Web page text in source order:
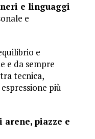
e linguaggi
e
e
e da sempre
tecnica,
più
piazze e